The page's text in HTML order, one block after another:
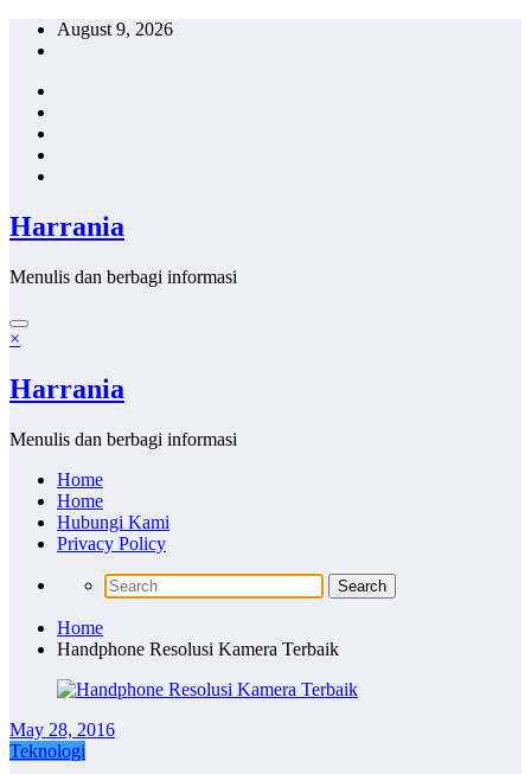
Skip
August 9, 2026
Harrania
Menulis dan berbagi informasi
×
Harrania
Menulis dan berbagi informasi
Home
Home
Hubungi Kami
Privacy Policy
Home
Handphone Resolusi Kamera Terbaik
May 28, 2016
Teknologi